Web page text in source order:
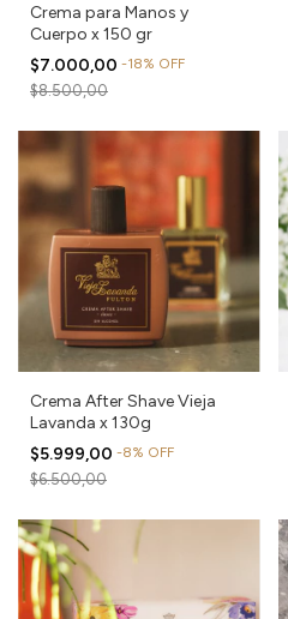
Crema para Manos y
Cuerpo x 150 gr
$7.000,00 -18% OFF
$8.500,00
Crema After Shave Vieja
Lavanda x 130g
$5.999,00 -8% OFF
$6.500,00